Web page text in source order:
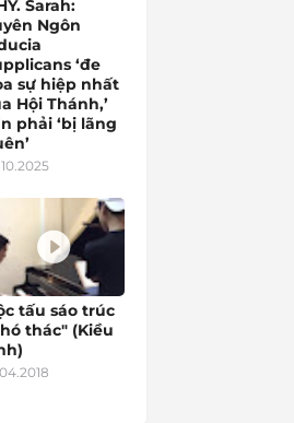
Sarah:
Ngôn
‘đe
sự hiệp nhất
Hội Thánh,’
phải ‘bị lãng
tấu sáo trúc
thác" (Kiều